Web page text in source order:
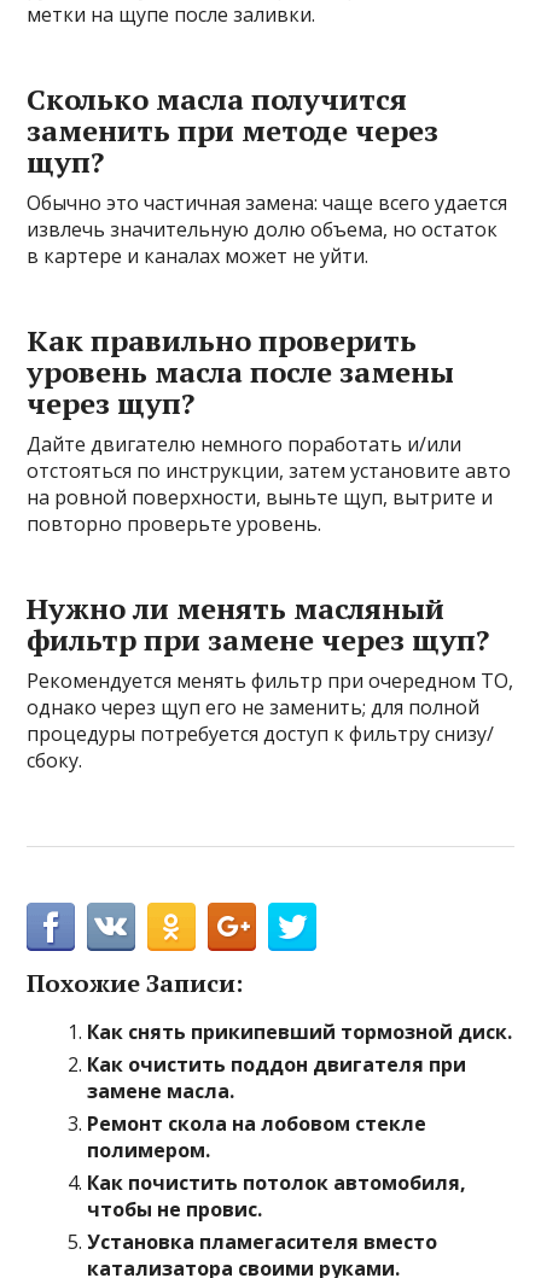
метки на щупе после заливки.
Сколько масла получится
заменить при методе через
щуп?
Обычно это частичная замена: чаще всего удается
извлечь значительную долю объема, но остаток
в картере и каналах может не уйти.
Как правильно проверить
уровень масла после замены
через щуп?
Дайте двигателю немного поработать и/или
отстояться по инструкции, затем установите авто
на ровной поверхности, выньте щуп, вытрите и
повторно проверьте уровень.
Нужно ли менять масляный
фильтр при замене через щуп?
Рекомендуется менять фильтр при очередном ТО,
однако через щуп его не заменить; для полной
процедуры потребуется доступ к фильтру снизу/
сбоку.
Похожие Записи:
Как снять прикипевший тормозной диск.
Как очистить поддон двигателя при
замене масла.
Ремонт скола на лобовом стекле
полимером.
Как почистить потолок автомобиля,
чтобы не провис.
Установка пламегасителя вместо
катализатора своими руками.